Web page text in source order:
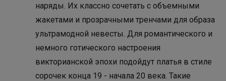
наряды. Их классно сочетать с объемными
жакетами и прозрачными тренчами для образа
ультрамодной невесты. Для романтического и
немного готического настроения
викторианской эпохи подойдут платья в стиле
сорочек конца 19 - начала 20 века. Такие